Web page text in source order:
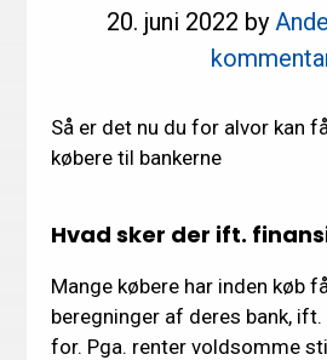
20. juni 2022 by
Så er det nu du for alvor kan
købere til bankerne
Hvad sker der ift.
Mange købere har inden køb
beregninger af deres bank, ift.
for. Pga. renter voldsomme